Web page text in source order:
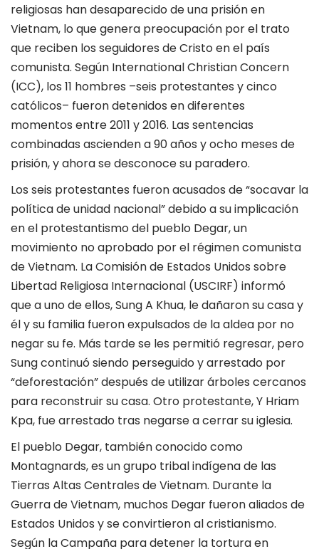
religiosas han desaparecido de una prisión en
Vietnam, lo que genera preocupación por el trato
que reciben los seguidores de Cristo en el país
comunista. Según International Christian Concern
(ICC), los 11 hombres –seis protestantes y cinco
católicos– fueron detenidos en diferentes
momentos entre 2011 y 2016. Las sentencias
combinadas ascienden a 90 años y ocho meses de
prisión, y ahora se desconoce su paradero.
Los seis protestantes fueron acusados ​​de “socavar la
política de unidad nacional” debido a su implicación
en el protestantismo del pueblo Degar, un
movimiento no aprobado por el régimen comunista
de Vietnam. La Comisión de Estados Unidos sobre
Libertad Religiosa Internacional (USCIRF) informó
que a uno de ellos, Sung A Khua, le dañaron su casa y
él y su familia fueron expulsados ​​de la aldea por no
negar su fe. Más tarde se les permitió regresar, pero
Sung continuó siendo perseguido y arrestado por
“deforestación” después de utilizar árboles cercanos
para reconstruir su casa. Otro protestante, Y Hriam
Kpa, fue arrestado tras negarse a cerrar su iglesia.
El pueblo Degar, también conocido como
Montagnards, es un grupo tribal indígena de las
Tierras Altas Centrales de Vietnam. Durante la
Guerra de Vietnam, muchos Degar fueron aliados de
Estados Unidos y se convirtieron al cristianismo.
Según la Campaña para detener la tortura en